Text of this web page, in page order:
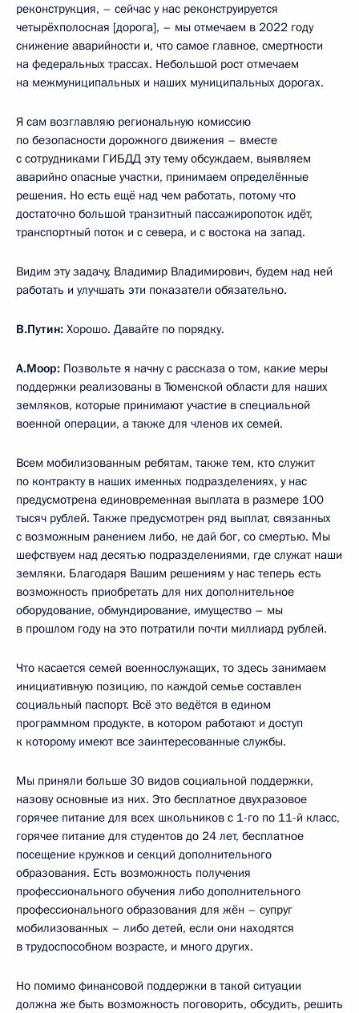
реконструкция, – сейчас у нас реконструируется
четырёхполосная [дорога], – мы отмечаем в 2022 году
снижение аварийности и, что самое главное, смертности
на федеральных трассах. Небольшой рост отмечаем
на межмуниципальных и наших муниципальных дорогах.
Я сам возглавляю региональную комиссию
по безопасности дорожного движения – вместе
с сотрудниками ГИБДД эту тему обсуждаем, выявляем
аварийно опасные участки, принимаем определённые
решения. Но есть ещё над чем работать, потому что
достаточно большой транзитный пассажиропоток идёт,
транспортный поток и с севера, и с востока на запад.
Видим эту задачу, Владимир Владимирович, будем над ней
работать и улучшать эти показатели обязательно.
В.Путин: Хорошо. Давайте по порядку.
А.Моор: Позвольте я начну с рассказа о том, какие меры
поддержки реализованы в Тюменской области для наших
земляков, которые принимают участие в специальной
военной операции, а также для членов их семей.
Всем мобилизованным ребятам, также тем, кто служит
по контракту в наших именных подразделениях, у нас
предусмотрена единовременная выплата в размере 100
тысяч рублей. Также предусмотрен ряд выплат, связанных
с возможным ранением либо, не дай бог, со смертью. Мы
шефствуем над десятью подразделениями, где служат наши
земляки. Благодаря Вашим решениям у нас теперь есть
возможность приобретать для них дополнительное
оборудование, обмундирование, имущество – мы
в прошлом году на это потратили почти миллиард рублей.
Что касается семей военнослужащих, то здесь занимаем
инициативную позицию, по каждой семье составлен
социальный паспорт. Всё это ведётся в едином
программном продукте, в котором работают и доступ
к которому имеют все заинтересованные службы.
Мы приняли больше 30 видов социальной поддержки,
назову основные из них. Это бесплатное двухразовое
горячее питание для всех школьников с 1-го по 11-й класс,
горячее питание для студентов до 24 лет, бесплатное
посещение кружков и секций дополнительного
образования. Есть возможность получения
профессионального обучения либо дополнительного
профессионального образования для жён – супруг
мобилизованных – либо детей, если они находятся
в трудоспособном возрасте, и много других.
Но помимо финансовой поддержки в такой ситуации
должна же быть возможность поговорить, обсудить, решить